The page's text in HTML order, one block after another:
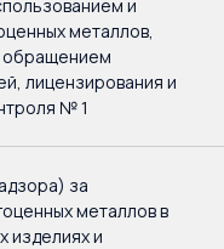
и
металлов,
обращением
лицензирования и
№ 1
за
металлов в
изделиях и